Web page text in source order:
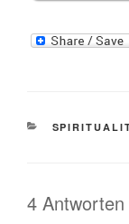
4 Antworten